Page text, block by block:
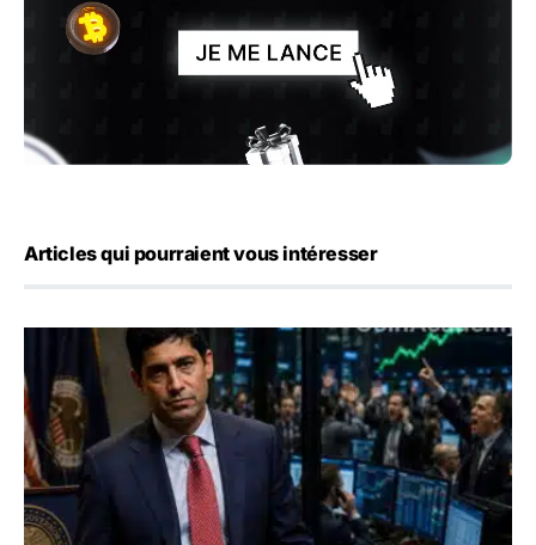
Articles qui pourraient vous intéresser
Emploi américain : 23 000 postes détruits en juillet, les